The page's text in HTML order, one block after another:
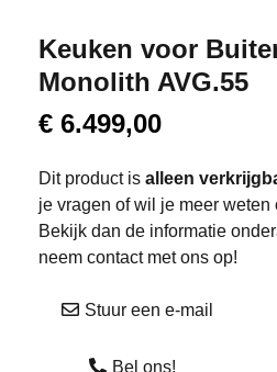
Keuken voor
Monolith AVG.55
€ 6.499,00
Dit product is alleen
je vragen of wil je meer weten
Bekijk dan de informatie
neem contact met ons op!
Stuur een e-mail
Bel ons!